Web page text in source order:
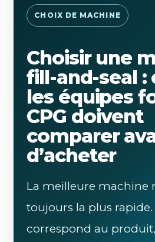
CHOIX DE MACHINE
Choisir une
fill-and-seal :
les équipes
CPG doivent
comparer
d’acheter
La meilleure machine
toujours la plus rapide.
correspond au